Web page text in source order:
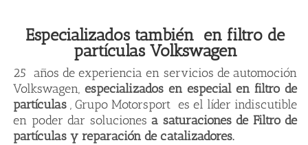
Especializados también en filtro de
partículas Volkswagen
25 años de experiencia en servicios de automoción
Volkswagen, especializados en especial en filtro de
partículas , Grupo Motorsport es el líder indiscutible
en poder dar soluciones a saturaciones de Filtro de
partículas y reparación de catalizadores.